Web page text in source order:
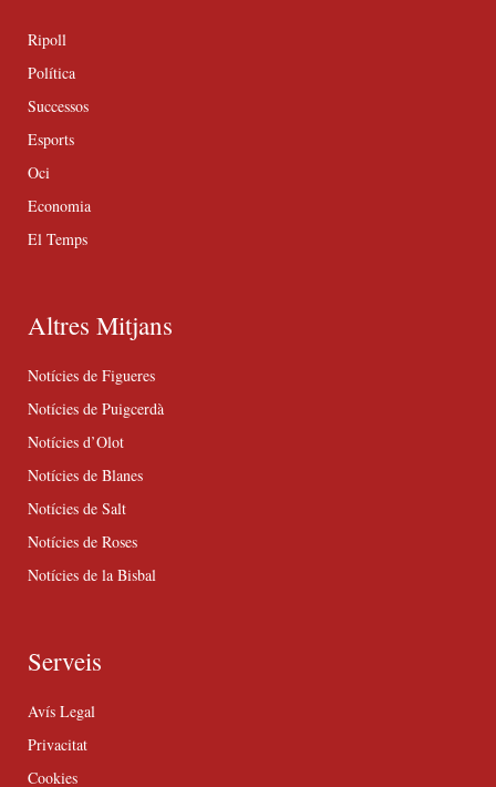
Ripoll
Política
Successos
Esports
Oci
Economia
El Temps
Altres Mitjans
Notícies de Figueres
Notícies de Puigcerdà
Notícies d’Olot
Notícies de Blanes
Notícies de Salt
Notícies de Roses
Notícies de la Bisbal
Serveis
Avís Legal
Privacitat
Cookies